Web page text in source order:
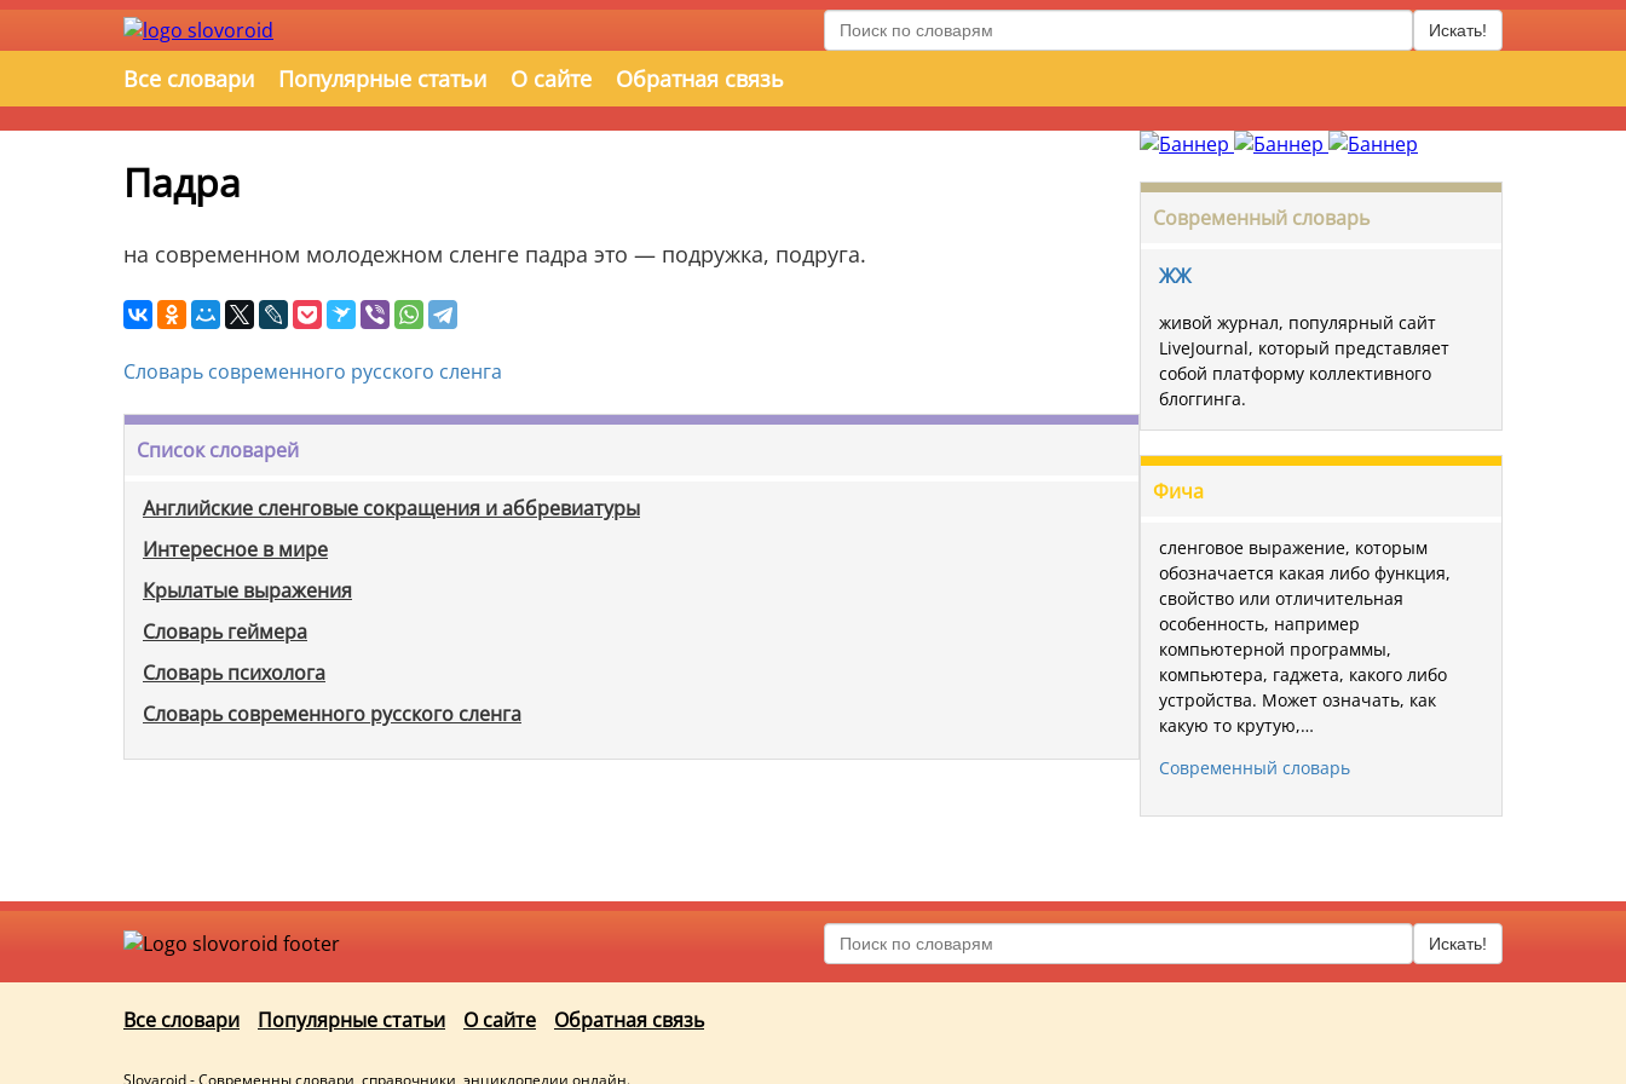
Искать!
Все словари Популярные статьи О сайте Обратная связь
Падра
на современном молодежном сленге падра это — подружка, подруга.
Словарь современного русского сленга
Список словарей
Английские сленговые сокращения и аббревиатуры
Интересное в мире
Крылатые выражения
Словарь геймера
Словарь психолога
Словарь современного русского сленга
Современный словарь
ЖЖ
живой журнал, популярный сайт
LiveJournal, который представляет
собой платформу коллективного
блоггинга.
Фича
сленговое выражение, которым
обозначается какая либо функция,
свойство или отличительная
особенность, например
компьютерной программы,
компьютера, гаджета, какого либо
устройства. Может означать, как
какую то крутую,…
Современный словарь
Искать!
Все словари Популярные статьи О сайте Обратная связь